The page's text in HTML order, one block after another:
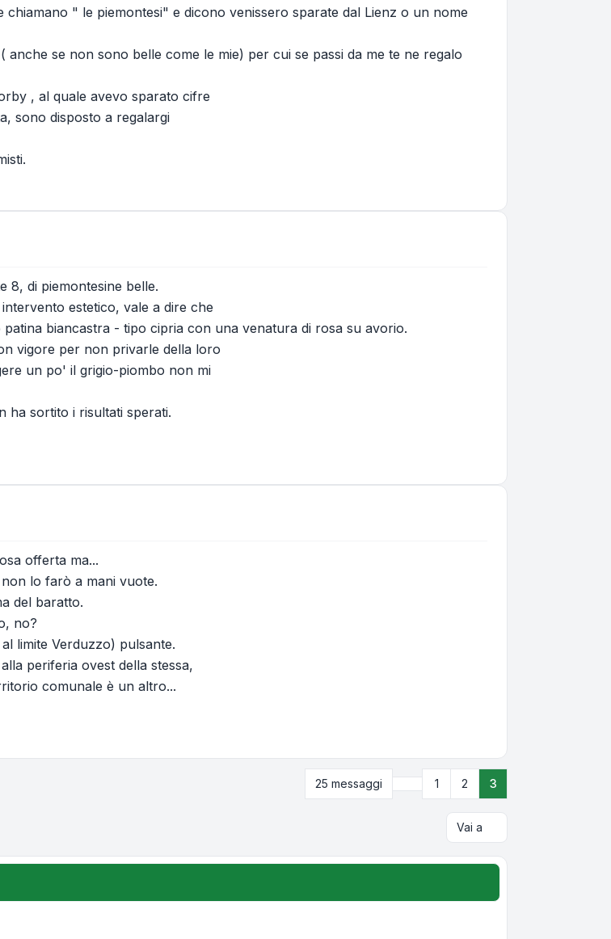
" le piemontesi" e dicono venissero sparate dal Lienz o un nome
anche se non sono belle come le mie) per cui se passi da me te ne regalo
, al quale avevo sparato cifre
sono disposto a regalargi
8, di piemontesine belle.
estetico, vale a dire che
biancastra - tipo cipria con una venatura di rosa su avorio.
vigore per non privarle della loro
un po' il grigio-piombo non mi
ha sortito i risultati sperati.
offerta ma...
lo farò a mani vuote.
del baratto.
no?
limite Verduzzo) pulsante.
periferia ovest della stessa,
comunale è un altro...
25 messaggi Precedente
1 2 3
Vai a